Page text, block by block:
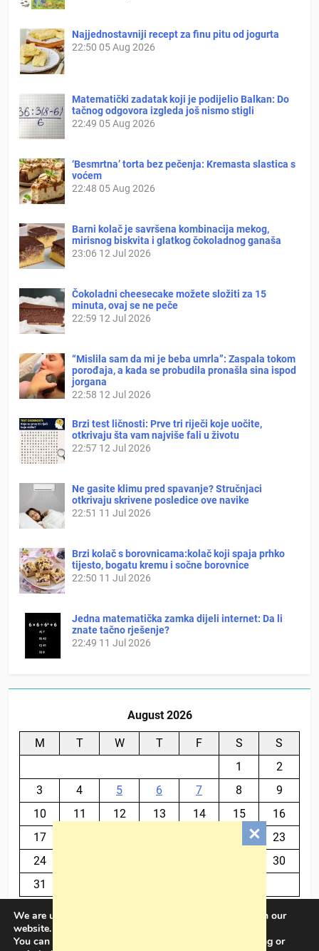
Najjednostavniji recept za finu pitu od jogurta
22:50 05 Aug 2026
Matematički zadatak koji je podijelio Balkan: Do
tačnog odgovora izgleda još nismo stigli
22:49 05 Aug 2026
‘Besmrtna’ torta bez pečenja: Kremasta slastica s
voćem
22:48 05 Aug 2026
Barni kolač je savršena kombinacija mekog,
mirisnog biskvita i glatkog čokoladnog ganaša
23:06 12 Jul 2026
Čokoladni cheesecake možete složiti za 15
minuta, ovaj se ne peče
22:59 12 Jul 2026
“Mislila sam da mi je beba umrla”: Zaspala tokom
porođaja, a kada se probudila pronašla sina ispod
jorgana
22:58 12 Jul 2026
Brzi test ličnosti: Prve tri riječi koje uočite,
otkrivaju šta vam najviše fali u životu
22:57 12 Jul 2026
Ne gasite klimu pred spavanje? Stručnjaci
otkrivaju skrivene posledice ove navike
22:51 11 Jul 2026
Brzi kolač s borovnicama:kolač koji spaja prhko
tijesto, bogatu kremu i sočne borovnice
22:50 11 Jul 2026
Jedna matematička zamka dijeli internet: Da li
znate tačno rješenje?
22:49 11 Jul 2026
August 2026
M T W T F S
S
1
2
3
4 5 6 7 8
9
10
11 12 13 14 15
16
17
23
24
30
31
We are using cookies to give you the best experience on our
website.
You can find out more about which cookies we are using or